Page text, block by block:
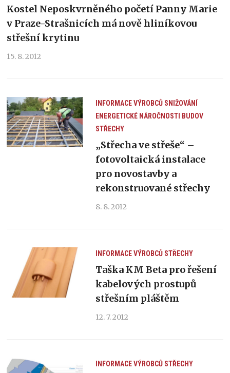
Kostel Neposkvrněného početí Panny Marie
v Praze-Strašnicích má nově hliníkovou
střešní krytinu
15. 8. 2012
INFORMACE VÝROBCŮ SNIŽOVÁNÍ
ENERGETICKÉ NÁROČNOSTI BUDOV
STŘECHY
„Střecha ve střeše“ –
fotovoltaická instalace
pro novostavby a
rekonstruované střechy
8. 8. 2012
INFORMACE VÝROBCŮ STŘECHY
Taška KM Beta pro řešení
kabelových prostupů
střešním pláštěm
12. 7. 2012
INFORMACE VÝROBCŮ STŘECHY